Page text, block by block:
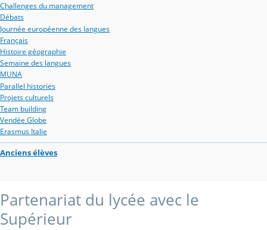
Challenges du management
Débats
Journée européenne des langues
Français
Histoire géographie
Semaine des langues
MUNA
Parallel histories
Projets culturels
Team building
Vendée Globe
Erasmus Italie
Anciens élèves
Partenariat du lycée avec le
Supérieur